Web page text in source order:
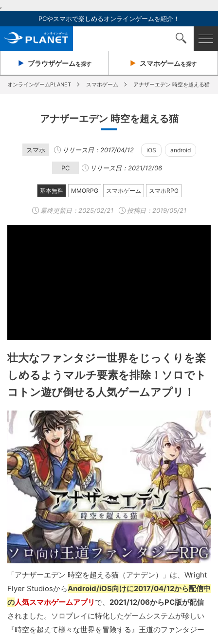
,
PCやスマホで楽しめるオンラインゲームを紹介！
ブラウザゲームを探す スマホゲームを探す
オンラインゲームPLANET スマホゲーム アナザーエデン 時空を超える猫
アナザーエデン 時空を超える猫
スマホ リリース日：2017/04/12 iOS android
PC リリース日：2021/12/06
基本無料 MMORPG スマホゲーム スマホRPG
最終更新日： 2025/02/21 投稿日：2019/05/21
壮大なファンタジー世界をじっくりを楽
しめるようマルチ要素を排除！ソロでト
コトン遊び倒せる人気ゲームアプリ！
「アナザーエデン 時空を超える猫（アナデン）」は、Wright
Flyer StudiosからAndroid/iOS向けに2017/04/12から配信中
の人気スマホゲームアプリ で、 2021/12/06からPC版が配信
されました。ソロプレイに特化したゲームシステムが珍しい
『時空を超えて様々な世界を冒険する』王道のファンタジー